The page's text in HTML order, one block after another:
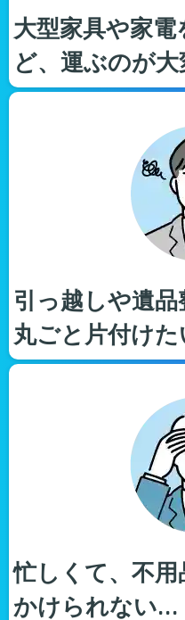
大型家具や家
ど、運ぶのが
引っ越しや遺
丸ごと片付け
忙しくて、不
かけられない…